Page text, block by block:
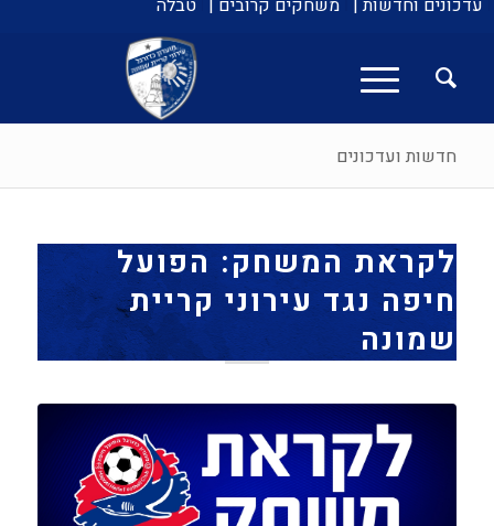
עדכונים וחדשות | משחקים קרובים | טבלה
חדשות ועדכונים
לקראת המשחק: הפועל
חיפה נגד עירוני קריית
שמונה